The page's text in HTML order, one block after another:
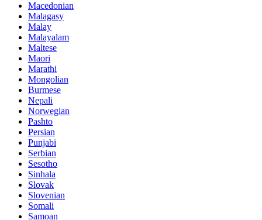
Macedonian
Malagasy
Malay
Malayalam
Maltese
Maori
Marathi
Mongolian
Burmese
Nepali
Norwegian
Pashto
Persian
Punjabi
Serbian
Sesotho
Sinhala
Slovak
Slovenian
Somali
Samoan